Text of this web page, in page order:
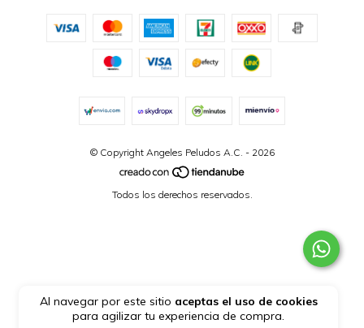
Al navegar por este sitio aceptas el uso de cookies
para agilizar tu experiencia de compra.
© Copyright Angeles Peludos A.C. - 2026
Todos los derechos reservados.